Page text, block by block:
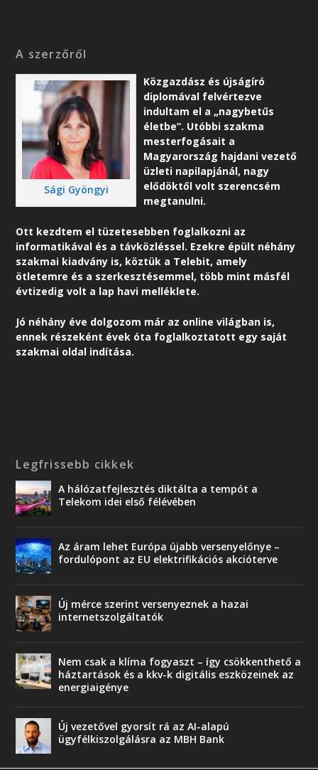
A szerzőről
Sági Gyöngyi
Közgazdász és újságíró
diplomával felvértezve
indultam el a „nagybetűs
életbe”. Utóbbi szakma
mesterfogásait a
Magyarország hajdani vezető
üzleti napilapjánál, nagy
elődöktől volt szerencsém
megtanulni.
Ott kezdtem el tüzetesebben foglalkozni az
informatikával és a távközléssel. Ezekre épült néhány
szakmai kiadvány is, köztük a Telebit, amely
ötletemre és a szerkesztésemmel, több mint másfél
évtizedig volt a lap havi melléklete.
Jó néhány éve dolgozom már az online világban is,
ennek részeként évek óta foglalkoztatott egy saját
szakmai oldal indítása.
Legfrissebb cikkek
A hálózatfejlesztés diktálta a tempót a
Telekom idei első félévében
Az áram lehet Európa újabb versenyelőnye –
fordulópont az EU elektrifikációs akcióterve
Új mérce szerint versenyeznek a hazai
internetszolgáltatók
Nem csak a klíma fogyaszt – így csökkenthető a
háztartások és a kkv-k digitális eszközeinek az
energiaigénye
Új vezetővel gyorsít rá az AI-alapú
ügyfélkiszolgálásra az MBH Bank